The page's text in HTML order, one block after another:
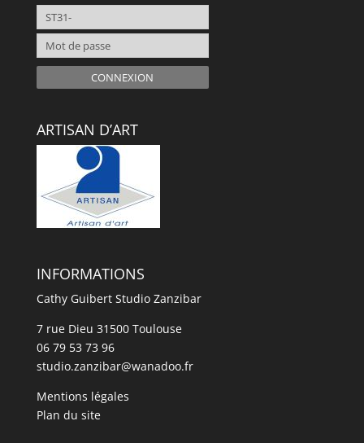
CONNEXION
ARTISAN D’ART
INFORMATIONS
Cathy Guibert Studio Zanzibar
7 rue Dieu 31500 Toulouse
06 79 53 73 96
studio.zanzibar@wanadoo.fr
Mentions légales
Plan du site